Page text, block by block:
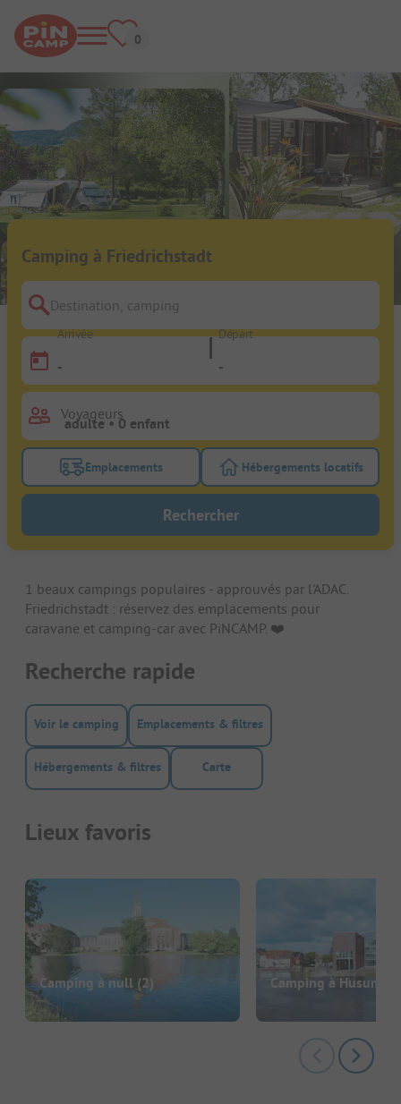
Camping à Friedrichstadt
Destination, camping
Arrivée
-
Départ
-
Voyageurs
Activez le bouton de filtre emplacements pour
Emplacements Activez le bouton
Hébergements locatifs
Rechercher
1 beaux campings populaires - approuvés par l'ADAC.
Friedrichstadt : réservez des emplacements pour
caravane et camping-car avec PiNCAMP. ❤️️
Recherche rapide
Voir le camping Emplacements & filtres
Hébergements & filtres Carte
Lieux favoris
Camping à null (2) Camping à Husum